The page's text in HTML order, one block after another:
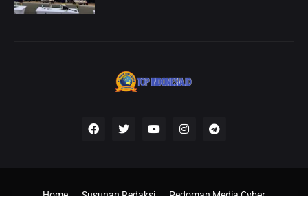
Home Susunan Redaksi Pedoman Media Cyber